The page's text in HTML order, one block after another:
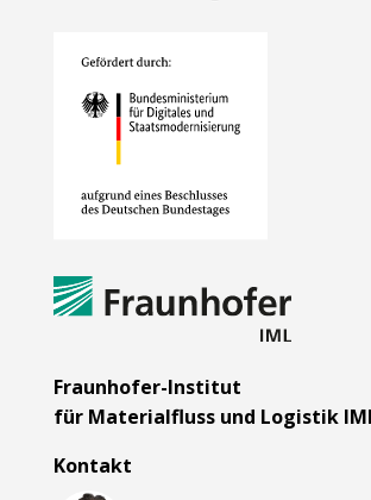
Fraunhofer-Institut
für Materialfluss und Logistik
Kontakt